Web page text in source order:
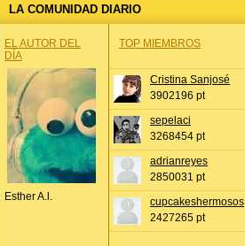
LA COMUNIDAD DIARIO
EL AUTOR DEL
DÍA
Esther A.l.
TOP MIEMBROS
Cristina Sanjosé
3902196 pt
sepelaci
3268454 pt
adrianreyes
2850031 pt
cupcakeshermosos
2427265 pt